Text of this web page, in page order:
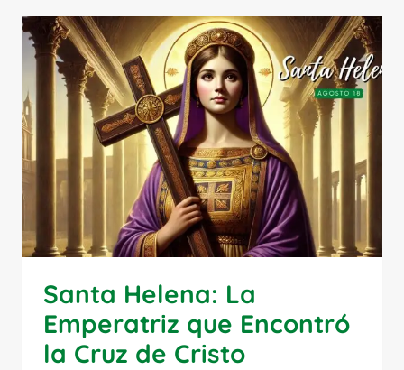
Santa Helena: La
Emperatriz que Encontró
la Cruz de Cristo